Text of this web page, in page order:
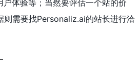
体验等；当然要评估一个站的价
则需要找Personaliz.ai的站长进行洽